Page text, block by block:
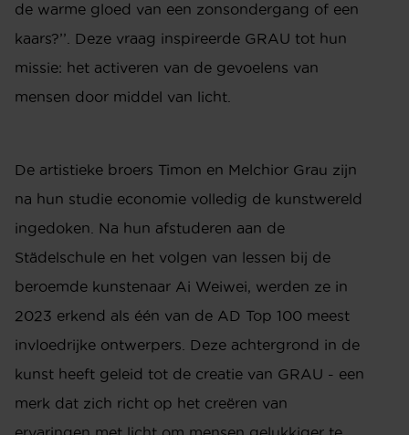
de warme gloed van een zonsondergang of een
kaars?’’. Deze vraag inspireerde GRAU tot hun
missie: het activeren van de gevoelens van
mensen door middel van licht.
De artistieke broers Timon en Melchior Grau zijn
na hun studie economie volledig de kunstwereld
ingedoken. Na hun afstuderen aan de
Städelschule en het volgen van lessen bij de
beroemde kunstenaar Ai Weiwei, werden ze in
2023 erkend als één van de AD Top 100 meest
invloedrijke ontwerpers. Deze achtergrond in de
kunst heeft geleid tot de creatie van GRAU - een
merk dat zich richt op het creëren van